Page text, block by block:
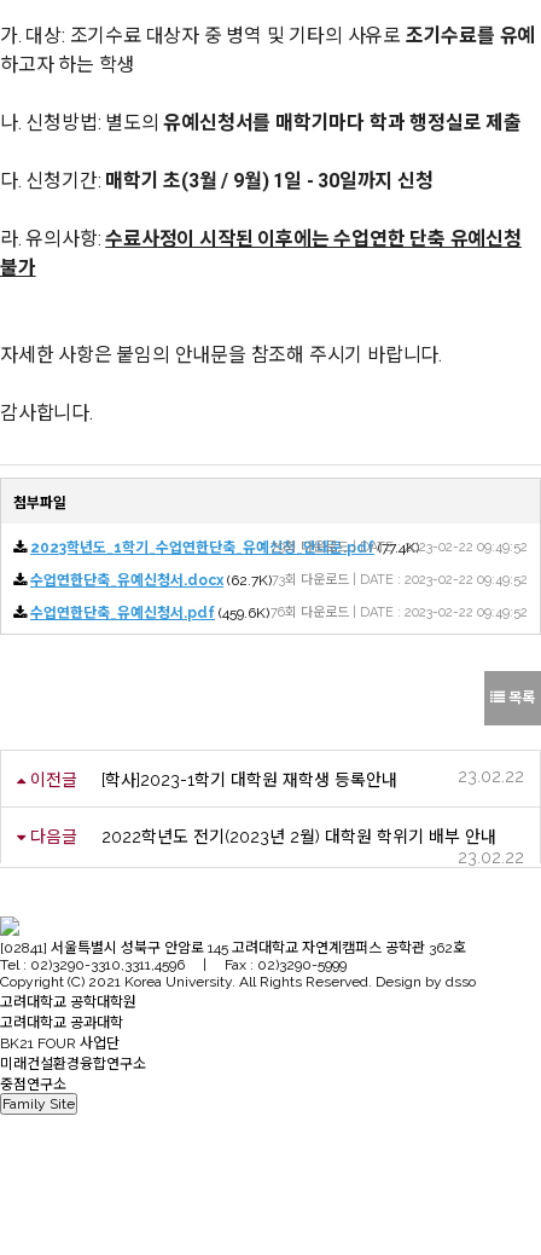
가. 대상: 조기수료 대상자 중 병역 및 기타의 사유로 조기수료를 유예
하고자 하는 학생
나. 신청방법: 별도의유예신청서를 매학기마다 학과 행정실로 제출
다. 신청기간: 매학기 초(3월 / 9월) 1일 - 30일까지 신청
라. 유의사항:수료사정이 시작된 이후에는 수업연한 단축 유예신청
불가
자세한 사항은 붙임의 안내문을 참조해 주시기 바랍니다.
감사합니다.
첨부파일
2023학년도_1학기_수업연한단축_유예신청_안내문.pdf(77.4K)
79회 다운로드 | DATE : 2023-02-22 09:49:52
수업연한단축_유예신청서.docx (62.7K)73회 다운로드 | DATE : 2023-02-22 09:49:52
수업연한단축_유예신청서.pdf (459.6K)76회 다운로드 | DATE : 2023-02-22 09:49:52
목록
이전글 [학사]2023-1학기 대학원 재학생 등록안내 23.02.22
다음글
2022학년도 전기(2023년 2월) 대학원 학위기 배부 안내
23.02.22
[02841] 서울특별시 성북구 안암로 145 고려대학교 자연계캠퍼스 공학관 362호
Tel : 02)3290-3310,3311,4596 | Fax : 02)3290-5999
Copyright (C) 2021 Korea University. All Rights Reserved. Design by dsso
고려대학교 공학대학원
고려대학교 공과대학
BK21 FOUR 사업단
미래건설환경융합연구소
중점연구소
Family Site